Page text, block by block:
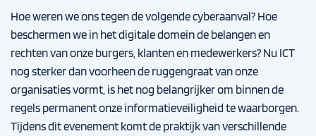
Hoe weren we ons tegen de volgende cyberaanval? Hoe
beschermen we in het digitale domein de belangen en
rechten van onze burgers, klanten en medewerkers? Nu ICT
nog sterker dan voorheen de ruggengraat van onze
organisaties vormt, is het nog belangrijker om binnen de
regels permanent onze informatieveiligheid te waarborgen.
Tijdens dit evenement komt de praktijk van verschillende